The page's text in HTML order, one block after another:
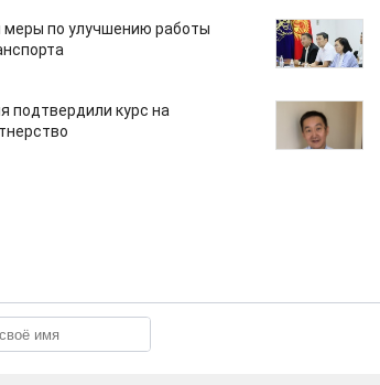
меры по улучшению работы
подтвердили курс на